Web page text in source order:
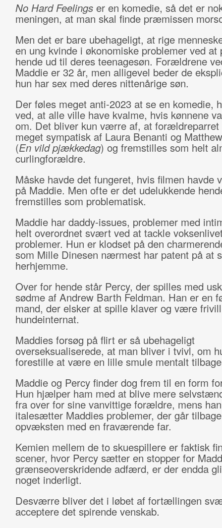
No Hard Feelings er en komedie, så det er
meningen, at man skal finde præmissen
Men det er bare ubehageligt, at rige
en ung kvinde i økonomiske problemer ved at
hende ud til deres teenagesøn. Forældrene
Maddie er 32 år, men alligevel beder de
hun har sex med deres nittenårige søn.
Der føles meget anti-2023 at se en komedie,
ved, at alle ville have kvalme, hvis kønnene
om. Det bliver kun værre af, at forældreparret
meget sympatisk af Laura Benanti og
(En vild pjækkedag) og fremstilles som helt
curlingforældre.
Måske havde det fungeret, hvis filmen havde
på Maddie. Men ofte er det udelukkende
fremstilles som problematisk.
Maddie har daddy-issues, problemer med
helt overordnet svært ved at tackle
problemer. Hun er klodset på den
som Mille Dinesen nærmest har patent på at
herhjemme.
Over for hende står Percy, der spilles med
sødme af Andrew Barth Feldman. Han er en
mand, der elsker at spille klaver og være
hundeinternat.
Maddies forsøg på flirt er så ubehageligt
overseksualiserede, at man bliver i tvivl, om
forestille at være en lille smule mentalt
Maddie og Percy finder dog frem til en form
Hun hjælper ham med at blive mere
fra over for sine vanvittige forældre, mens han
italesætter Maddies problemer, der går
opvæksten med en fraværende far.
Kemien mellem de to skuespillere er faktisk
scener, hvor Percy sætter en stopper for
grænseoverskridende adfærd, er der endda
noget inderligt.
Desværre bliver det i løbet af fortællingen
acceptere det spirende venskab.